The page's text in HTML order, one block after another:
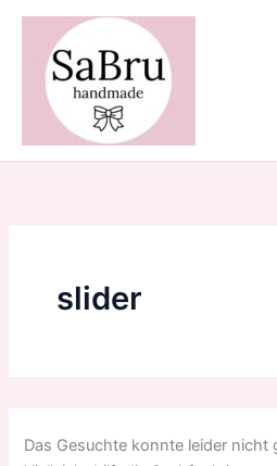
Zum
springen
slider
Das Gesuchte konnte leider nicht